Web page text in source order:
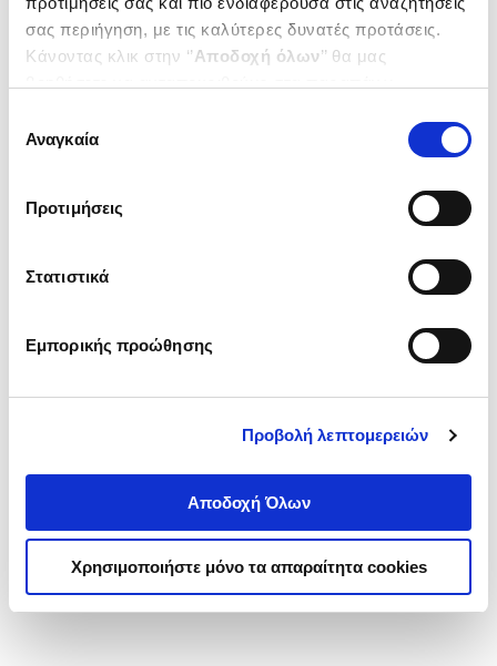
σας περιήγηση, με τις καλύτερες δυνατές προτάσεις.
Κάνοντας κλικ στην ‘’Αποδοχή όλων’’ θα μας
ενδιαφέρουν και να επιλέξετε από τα παρακάτω με την
΄΄και να ενημερωθείτε σχετικά με
συγκατάθεσης
Αναγκαία
Προτιμήσεις
Στατιστικά
Εμπορικής προώθησης
Προβολή λεπτομερειών
Αποδοχή Όλων
Χρησιμοποιήστε μόνο τα απαραίτητα cookies